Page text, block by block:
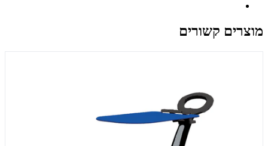
מוצרים קשורים